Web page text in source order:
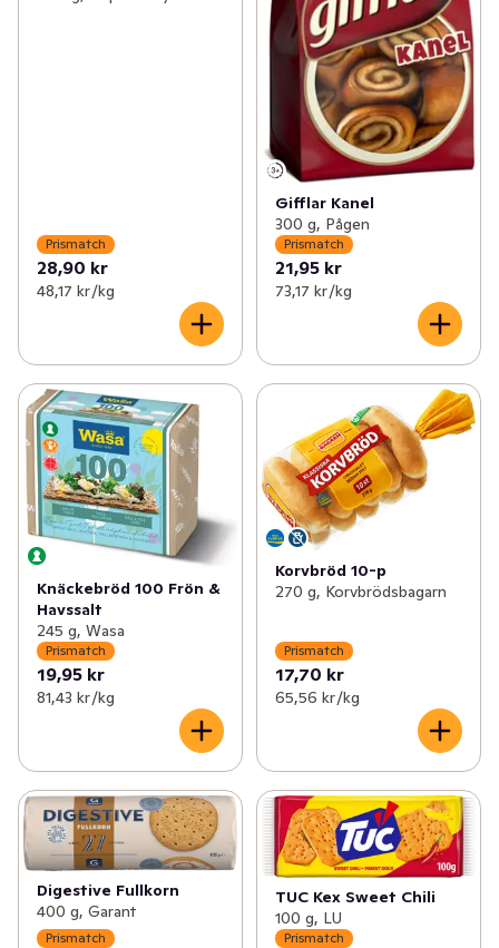
Prismatch
28,90 kr
48,17 kr /kg
Gifflar Kanel
300 g, Pågen
Prismatch
21,95 kr
73,17 kr /kg
Knäckebröd 100 Frön &
Havssalt
245 g, Wasa
Prismatch
19,95 kr
81,43 kr /kg
Korvbröd 10-p
270 g, Korvbrödsbagarn
Prismatch
17,70 kr
65,56 kr /kg
Digestive Fullkorn
400 g, Garant
Prismatch
TUC Kex Sweet Chili
100 g, LU
Prismatch